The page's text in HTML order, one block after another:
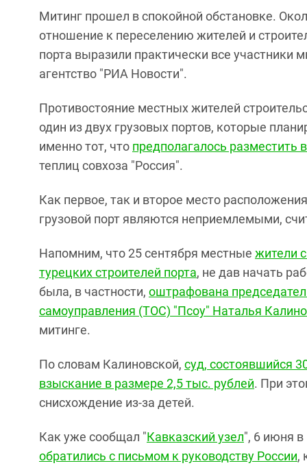
Митинг прошел в спокойной обстановке.
отношение к переселению жителей и
порта выразили практически все участники
агентство "РИА Новости".
Противостояние местных жителей
один из двух грузовых портов, которые
именно тот, что предполагалось разместить
теплиц совхоза "Россия".
Как первое, так и второе место
грузовой порт являются неприемлемыми,
Напомним, что 25 сентября местные жители
турецких строителей порта, не дав начать
была, в частности, оштрафована
самоуправления (ТОС) "Псоу" Наталья
митинге.
По словам Калиновской, суд, состоявшийся
взыскание в размере 2,5 тыс. рублей. При
снисхождение из-за детей.
Как уже сообщал "Кавказский узел", 6 июня
обратились с письмом к руководству России,